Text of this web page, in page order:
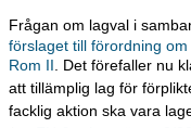
Frågan om lagval i
förslaget till förordning
Rom II . Det förefaller nu
att tillämplig lag för
facklig aktion ska vara